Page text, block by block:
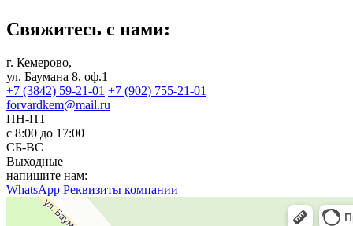
Свяжитесь с нами:
г. Кемерово,
ул. Баумана 8, оф.1
+7 (3842) 59-21-01 +7 (902) 755-21-01
forvardkem@mail.ru
ПН-ПТ
с 8:00 до 17:00
СБ-ВС
Выходные
напишите нам:
WhatsApp Реквизиты компании